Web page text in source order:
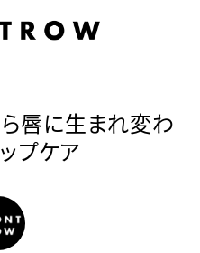
唇に生まれ変わ
プケア